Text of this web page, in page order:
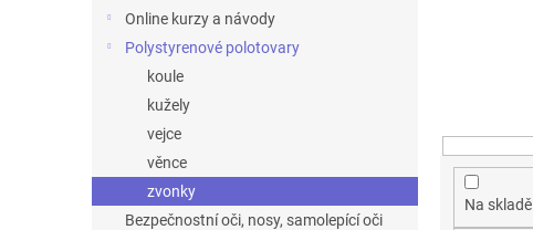
Online kurzy a návody
Polystyrenové polotovary
koule
kužely
vejce
věnce
zvonky
Bezpečnostní oči, nosy, samolepící oči
u
Na skladě